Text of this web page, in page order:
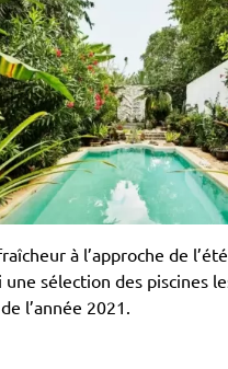
à l’approche de
une sélection des piscines
l’année 2021.